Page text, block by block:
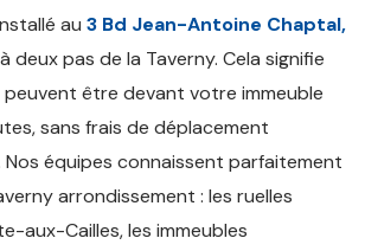
au 3 Bd Jean-Antoine Chaptal,
deux pas de la Taverny. Cela signifie
être devant votre immeuble
sans frais de déplacement
Nos équipes connaissent parfaitement
arrondissement : les ruelles
aux-Cailles, les immeubles